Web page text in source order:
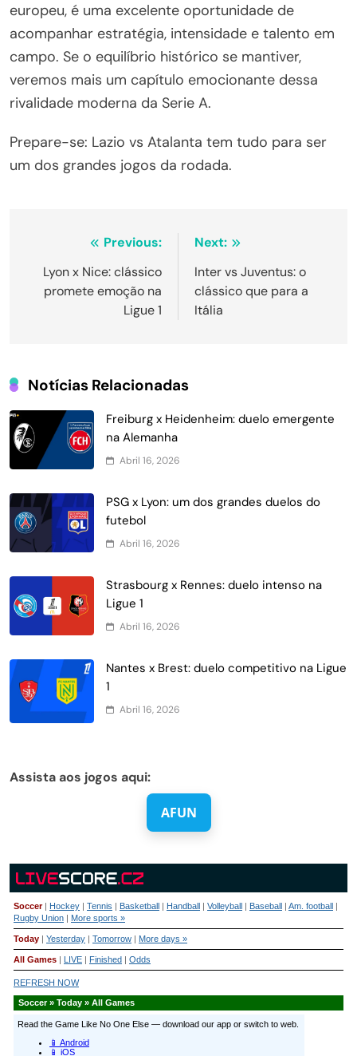
europeu, é uma excelente oportunidade de
acompanhar estratégia, intensidade e talento em
campo. Se o equilíbrio histórico se mantiver,
veremos mais um capítulo emocionante dessa
rivalidade moderna da Serie A.
Prepare-se: Lazio vs Atalanta tem tudo para ser
um dos grandes jogos da rodada.
Navegação
de
Post
Previous:
Lyon x Nice: clássico
promete emoção na
Ligue 1
Next:
Inter vs Juventus: o
clássico que para a
Itália
Notícias Relacionadas
Freiburg x Heidenheim: duelo emergente
na Alemanha
Abril 16, 2026
PSG x Lyon: um dos grandes duelos do
futebol
Abril 16, 2026
Strasbourg x Rennes: duelo intenso na
Ligue 1
Abril 16, 2026
Nantes x Brest: duelo competitivo na Ligue
1
Abril 16, 2026
Assista aos jogos aqui:
AFUN